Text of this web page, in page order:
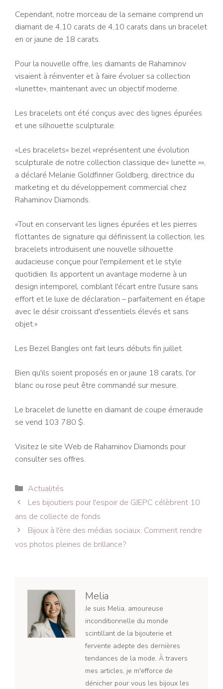
Cependant, notre morceau de la semaine comprend un
diamant de 4,10 carats de 4,10 carats dans un bracelet
en or jaune de 18 carats.
Pour la nouvelle offre, les diamants de Rahaminov
visaient à réinventer et à faire évoluer sa collection
«lunette», maintenant avec un objectif moderne.
Les bracelets ont été conçus avec des lignes épurées
et une silhouette sculpturale.
«Les bracelets« bezel »représentent une évolution
sculpturale de notre collection classique de« lunette »»,
a déclaré Melanie Goldfinner Goldberg, directrice du
marketing et du développement commercial chez
Rahaminov Diamonds.
«Tout en conservant les lignes épurées et les pierres
flottantes de signature qui définissent la collection, les
bracelets introduisent une nouvelle silhouette
audacieuse conçue pour l'empilement et le style
quotidien. Ils apportent un avantage moderne à un
design intemporel, comblant l'écart entre l'usure sans
effort et le luxe de déclaration – parfaitement en étape
avec le désir croissant d'essentiels élevés et sans
objet.»
Les Bezel Bangles ont fait leurs débuts fin juillet.
Bien qu'ils soient proposés en or jaune 18 carats, l'or
blanc ou rose peut être commandé sur mesure.
Le bracelet de lunette en diamant de coupe émeraude
se vend 103 780 $.
Visitez le site Web de Rahaminov Diamonds pour
consulter ses offres.
Catégories
Actualités
Navigation
des
articles
Les bijoutiers pour l'espoir de GJEPC célèbrent 10
ans de collecte de fonds
Bijoux à l'ère des médias sociaux. Comment rendre
vos photos pleines de brillance?
Melia
Je suis Melia, amoureuse
inconditionnelle du monde
scintillant de la bijouterie et
fervente adepte des dernières
tendances de la mode. À travers
mes articles, je m'efforce de
dénicher pour vous les bijoux les